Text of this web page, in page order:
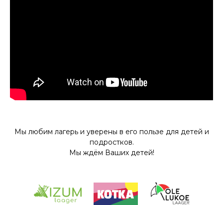
Мы любим лагерь и уверены в его пользе для детей и
подростков.
Мы ждём Ваших детей!